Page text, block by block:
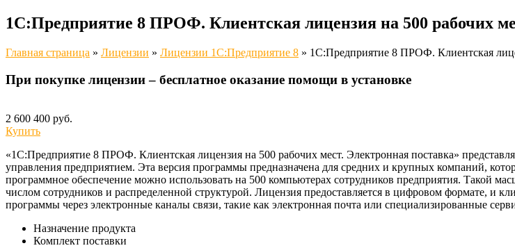
1С:Предприятие 8 ПРОФ. Клиентская лицензия на 500 рабочих
Главная страница » Лицензии » Лицензии 1C:Предприятие 8 » 1С:Предприятие 8 ПРОФ. Клиентская
При покупке лицензии – бесплатное оказание помощи в установке
2 600 400 руб.
Купить
«1С:Предприятие 8 ПРОФ. Клиентская лицензия на 500 рабочих мест. Электронная поставка»
управления предприятием. Эта версия программы предназначена для средних и крупных компаний,
программное обеспечение можно использовать на 500 компьютерах сотрудников предприятия. Такой
числом сотрудников и распределенной структурой. Лицензия предоставляется в цифровом формате, и
программы через электронные каналы связи, такие как электронная почта или специализированные
Назначение продукта
Комплект поставки